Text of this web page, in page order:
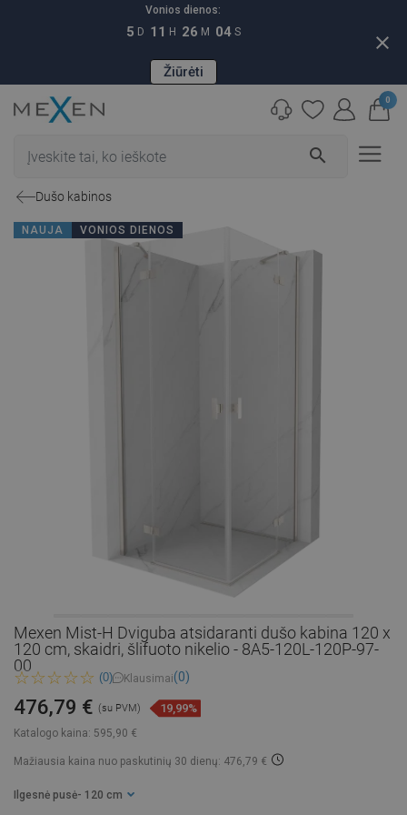
Vonios dienos:
5 D 11 H 26 M 03 S
Žiūrėti
close
search
0
Dušo kabinos
NAUJA VONIOS DIENOS
Mexen Mist-H Dviguba atsidaranti dušo kabina 120 x
120 cm, skaidri, šlifuoto nikelio - 8A5-120L-120P-97-
00
(0) Klausimai(0)
Katalogo kaina: 595,90 €
476,79 € (su PVM) 19,99%
Mažiausia kaina nuo paskutinių 30 dienų: 476,79 €
Ilgesnė pusė - 120 cm